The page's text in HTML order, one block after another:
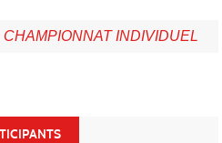
INDIVIDUEL